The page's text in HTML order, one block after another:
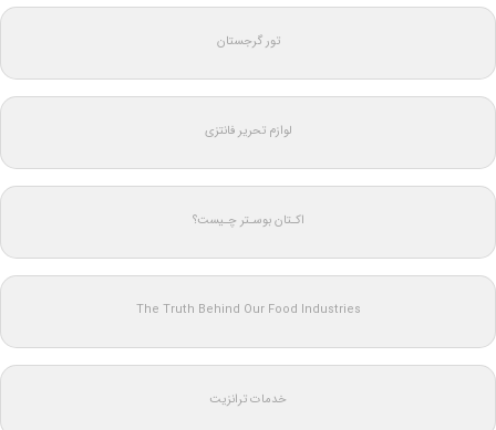
تور گرجستان
لوازم تحریر فانتزی
اکـتان بوسـتر چـیست؟
The Truth Behind Our Food Industries
خدمات ترانزیت